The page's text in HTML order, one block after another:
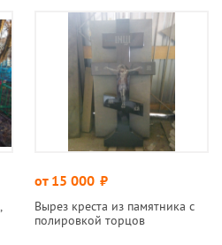
от 15 000 руб.
Вырез креста из памятника с
полировкой торцов